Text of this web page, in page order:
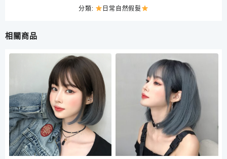
分類: 日常自然假髮
相關商品